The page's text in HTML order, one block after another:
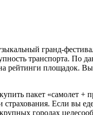
транспорта.
рейтинги площадок.
пакет «самолет +
Если вы
городах